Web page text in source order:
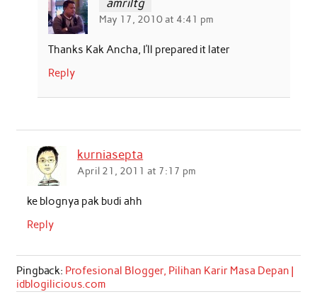
amriltg
May 17, 2010 at 4:41 pm
Thanks Kak Ancha, I’ll prepared it later
Reply
kurniasepta
April 21, 2011 at 7:17 pm
ke blognya pak budi ahh
Reply
Pingback: Profesional Blogger, Pilihan Karir Masa Depan |
idblogilicious.com